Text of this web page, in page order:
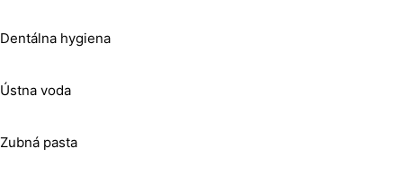
Dentálna hygiena
Ústna voda
Zubná pasta